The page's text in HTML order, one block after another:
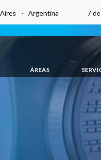
· Argentina 7
ÁREAS